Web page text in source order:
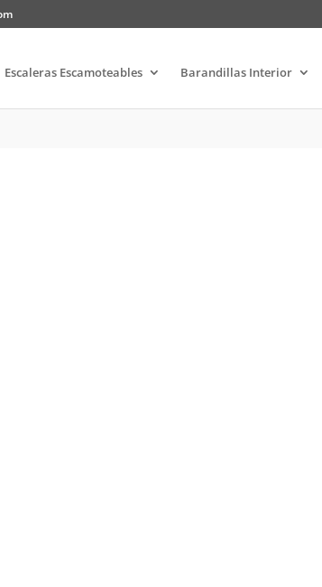
Escaleras Escamoteables Barandillas Interior